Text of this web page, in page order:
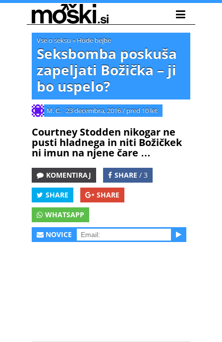
Vse o seksu » Hude bejbe
Seksbomba poskuša
zapeljati Božička – ji
bo uspelo?
M. C. 23 decembra, 2016/ pred 10 let
Courtney Stodden nikogar ne
pusti hladnega in niti Božičkek
ni imun na njene čare …
KOMENTIRAJ SHARE / 3
SHARE SHARE
WHATSAPP
NOVICE